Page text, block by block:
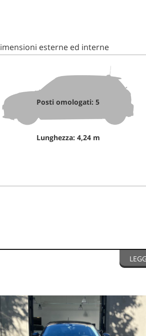
esterne ed interne
Posti omologati: 5
Lunghezza: 4,24 m
14.12.24, IL VEICOLO PUO' ESSERE